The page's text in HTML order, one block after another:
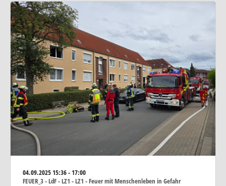
04.09.202515:36 - 17:00
FEUER_3 - LdF - LZ1 - LZ1 - Feuer mit Menschenleben in Gefahr